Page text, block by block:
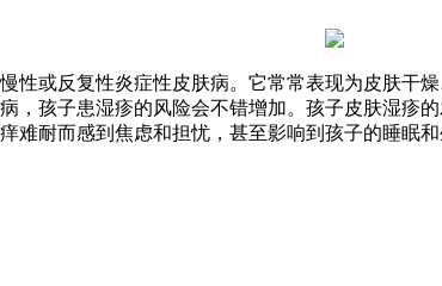
性或反复性炎症性皮肤病。它常常表现为皮肤干
，孩子患湿疹的风险会不错增加。孩子皮肤湿疹
难耐而感到焦虑和担忧，甚至影响到孩子的睡眠